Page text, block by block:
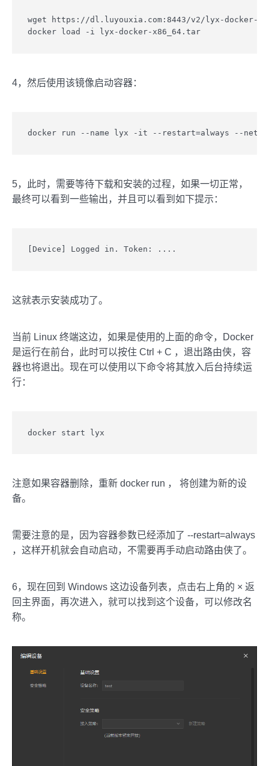
wget https://dl.luyouxia.com:8443/v2/lyx-docker-
docker load -i lyx-docker-x86_64.tar
4，然后使用该镜像启动容器：
docker run --name lyx -it --restart=always --
5，此时，需要等待下载和安装的过程，如果一切正常，
最终可以看到一些输出，并且可以看到如下提示：
[Device] Logged in. Token: ....
这就表示安装成功了。
当前 Linux 终端这边，如果是使用的上面的命令，Docker
是运行在前台，此时可以按住 Ctrl + C ，退出路由侠，容
器也将退出。现在可以使用以下命令将其放入后台持续运
行：
docker start lyx
注意如果容器删除，重新 docker run ， 将创建为新的设
备。
需要注意的是，因为容器参数已经添加了 --restart=always
，这样开机就会自动启动，不需要再手动启动路由侠了。
6，现在回到 Windows 这边设备列表，点击右上角的 × 返
回主界面，再次进入，就可以找到这个设备，可以修改名
称。